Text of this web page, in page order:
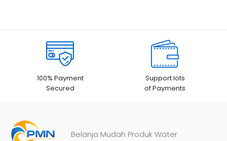
100% Payment
Secured
Support lots
of Payments
Belanja Mudah Produk Water